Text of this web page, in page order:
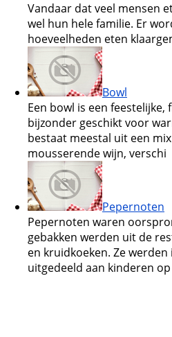
Vandaar dat veel mensen
wel hun hele familie. Er
hoeveelheden eten
Bowl
Een bowl is een feestelijke,
bijzonder geschikt voor
bestaat meestal uit een
mousserende wijn, verschi
Pepernoten
Pepernoten waren
gebakken werden uit de
en kruidkoeken. Ze werden
uitgedeeld aan kinderen